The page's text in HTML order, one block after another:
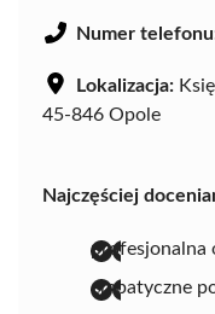
Numer
Lokalizacja:
45-846 Opole
Najczęściej
profesjonalna
empatyczne